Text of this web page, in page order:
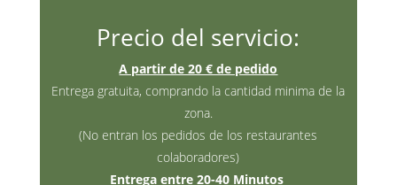
Precio del servicio:
A partir de 20 € de pedido
Entrega gratuita, comprando la cantidad minima de la
zona.
(No entran los pedidos de los restaurantes
colaboradores)
Entrega entre 20-40 Minutos